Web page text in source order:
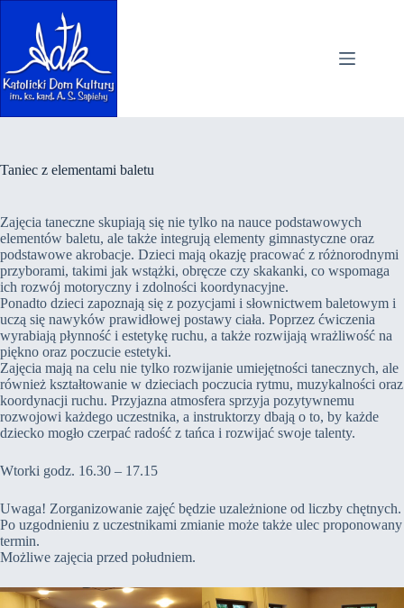
Taniec z elementami baletu
Zajęcia taneczne skupiają się nie tylko na nauce podstawowych
elementów baletu, ale także integrują elementy gimnastyczne oraz
podstawowe akrobacje. Dzieci mają okazję pracować z różnorodnymi
przyborami, takimi jak wstążki, obręcze czy skakanki, co wspomaga
ich rozwój motoryczny i zdolności koordynacyjne.
Ponadto dzieci zapoznają się z pozycjami i słownictwem baletowym i
uczą się nawyków prawidłowej postawy ciała. Poprzez ćwiczenia
wyrabiają płynność i estetykę ruchu, a także rozwijają wrażliwość na
piękno oraz poczucie estetyki.
Zajęcia mają na celu nie tylko rozwijanie umiejętności tanecznych, ale
również kształtowanie w dzieciach poczucia rytmu, muzykalności oraz
koordynacji ruchu. Przyjazna atmosfera sprzyja pozytywnemu
rozwojowi każdego uczestnika, a instruktorzy dbają o to, by każde
dziecko mogło czerpać radość z tańca i rozwijać swoje talenty.
Wtorki godz. 16.30 – 17.15
Uwaga! Zorganizowanie zajęć będzie uzależnione od liczby chętnych.
Po uzgodnieniu z uczestnikami zmianie może także ulec proponowany
termin.
Możliwe zajęcia przed południem.